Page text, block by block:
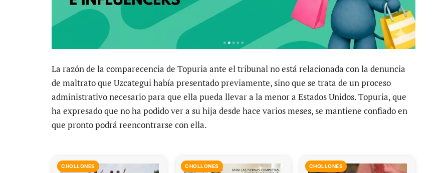
La razón de la comparecencia de Topuria ante el tribunal no está relacionada con la denuncia
de maltrato que Uzcategui había presentado previamente, sino que se trata de un proceso
administrativo necesario para que ella pueda llevar a la menor a Estados Unidos. Topuria, que
ha expresado que no ha podido ver a su hija desde hace varios meses, se mantiene confiado en
que pronto podrá reencontrarse con ella.
CHOLLONES CHOLLONES CHOLLONES